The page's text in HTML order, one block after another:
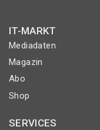
IT-MARKT
Mediadaten
Magazin
Abo
Shop
SERVICES